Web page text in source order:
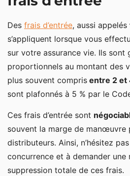
Des frais d’entrée, aussi appelés
s’appliquent lorsque vous
sur votre assurance vie. Ils sont
proportionnels au montant des
plus souvent compris entre 2 et
sont plafonnés à 5 % par le
Ces frais d’entrée sont
souvent la marge de manœuvre
distributeurs. Ainsi, n’hésitez
concurrence et à demander
suppression totale de ces frais.